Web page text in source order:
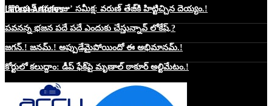
Latest Articles
‘కొరియన్ కనకరాజు’ సమీక్ష: వరుణ్ తేజ్‌కి హిట్టిచ్చిన దెయ్యం.!
పవనన్న భజన పదే పదే ఎందుకు చేస్తున్నావ్ లోకేష్.?
జగన్.! జనమ్.! అప్పుడేమైపోయిందో ఈ అభిమానమ్.!
కోర్టులో కలుద్దాం: డీప్ ఫేక్‌పై మృణాల్ ఠాకూర్ అల్టిమేటం.!
Website Hosting Sponser